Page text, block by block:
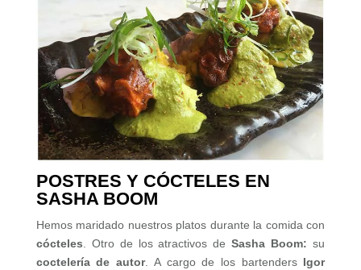
POSTRES Y CÓCTELES EN
SASHA BOOM
Hemos maridado nuestros platos durante la comida con
cócteles . Otro de los atractivos deSasha Boom:su
coctelería de autor. A cargo de los bartenders Igor